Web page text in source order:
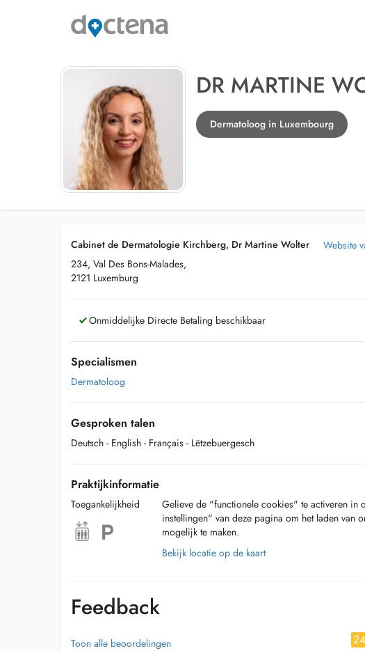
DR MARTINE
Dermatoloog in Luxembourg
Cabinet de Dermatologie Kirchberg, Dr Martine Wolter
234, Val Des Bons-Malades,
2121 Luxemburg
Website
Onmiddelijke Directe Betaling beschikbaar
Specialismen
Dermatoloog
Gesproken talen
Deutsch - English - Français - Lëtzebuergesch
Praktijkinformatie
Toegankelijkheid
Gelieve de "functionele cookies" te activeren in
instellingen" van deze pagina om het laden van
mogelijk te maken.
Bekijk locatie op de kaart
Feedback
Toon alle beoordelingen